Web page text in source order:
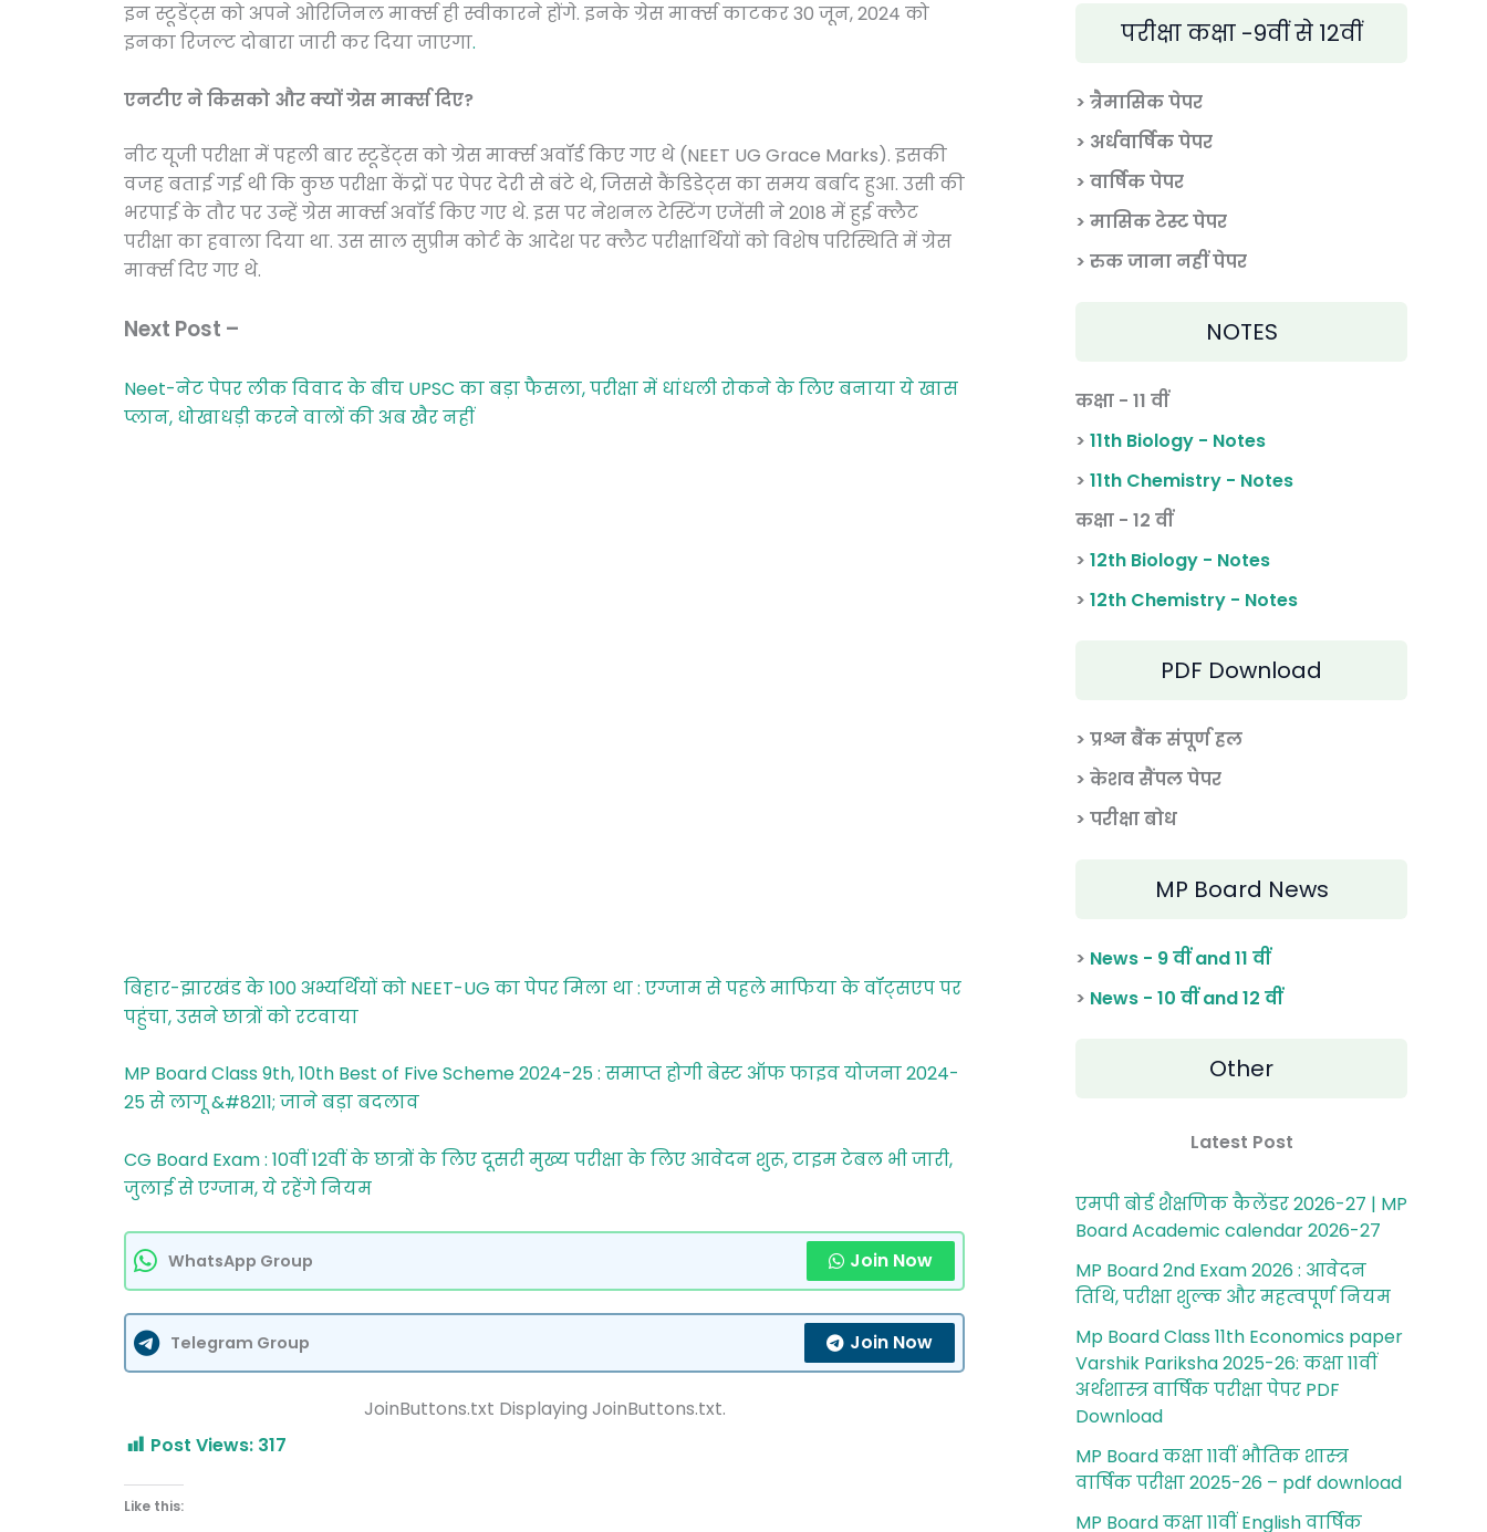
इन स्टूडेंट्स को अपने ओरिजिनल मार्क्स ही स्वीकारने होंगे. इनके ग्रेस मार्क्स काटकर 30 जून, 2024 को
इनका रिजल्ट दोबारा जारी कर दिया जाएगा.
एनटीए ने किसको और क्यों ग्रेस मार्क्स दिए?
नीट यूजी परीक्षा में पहली बार स्टूडेंट्स को ग्रेस मार्क्स अवॉर्ड किए गए थे (NEET UG Grace Marks). इसकी
वजह बताई गई थी कि कुछ परीक्षा केंद्रों पर पेपर देरी से बंटे थे, जिससे कैंडिडेट्स का समय बर्बाद हुआ. उसी की
भरपाई के तौर पर उन्हें ग्रेस मार्क्स अवॉर्ड किए गए थे. इस पर नेशनल टेस्टिंग एजेंसी ने 2018 में हुई क्लैट
परीक्षा का हवाला दिया था. उस साल सुप्रीम कोर्ट के आदेश पर क्लैट परीक्षार्थियों को विशेष परिस्थिति में ग्रेस
मार्क्स दिए गए थे.
Next Post –
Neet-नेट पेपर लीक विवाद के बीच UPSC का बड़ा फैसला, परीक्षा में धांधली रोकने के लिए बनाया ये खास
प्लान, धोखाधड़ी करने वालों की अब खैर नहीं
बिहार-झारखंड के 100 अभ्यर्थियों को NEET-UG का पेपर मिला था : एग्जाम से पहले माफिया के वॉट्सएप पर
पहुंचा, उसने छात्रों को रटवाया
MP Board Class 9th, 10th Best of Five Scheme 2024-25 : समाप्त होगी बेस्ट ऑफ फाइव योजना 2024-
25 से लागू &#8211; जाने बड़ा बदलाव
CG Board Exam : 10वीं 12वीं के छात्रों के लिए दूसरी मुख्य परीक्षा के लिए आवेदन शुरू, टाइम टेबल भी जारी,
जुलाई से एग्जाम, ये रहेंगे नियम
WhatsApp Group Join Now
Telegram Group Join Now
JoinButtons.txt Displaying JoinButtons.txt.
Post Views: 317
Like this:
परीक्षा कक्षा -9वीं से 12वीं
> त्रैमासिक पेपर
> अर्धवार्षिक पेपर
> वार्षिक पेपर
> मासिक टेस्ट पेपर
> रुक जाना नहीं पेपर
NOTES
कक्षा - 11 वीं
> 11th Biology - Notes
> 11th Chemistry - Notes
कक्षा - 12 वीं
> 12th Biology - Notes
> 12th Chemistry - Notes
PDF Download
> प्रश्न बैंक संपूर्ण हल
> केशव सैंपल पेपर
> परीक्षा बोध
MP Board News
> News - 9 वीं and 11 वीं
> News - 10 वीं and 12 वीं
Other
Latest Post
एमपी बोर्ड शैक्षणिक कैलेंडर 2026-27 | MP
Board Academic calendar 2026-27
MP Board 2nd Exam 2026 : आवेदन
तिथि, परीक्षा शुल्‍क और महत्‍वपूर्ण नियम
Mp Board Class 11th Economics paper
Varshik Pariksha 2025-26: कक्षा 11वीं
अर्थशास्‍त्र वार्षिक परीक्षा पेपर PDF
Download
MP Board कक्षा 11वीं भौतिक शास्‍त्र
वार्षिक परीक्षा 2025-26 – pdf download
MP Board कक्षा 11वीं English वार्षिक